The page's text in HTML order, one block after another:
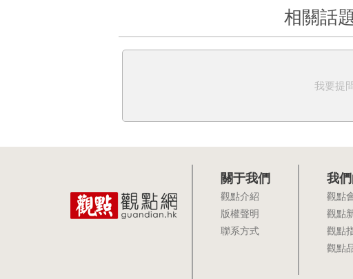
相關話
我要提
關于我們
觀點介紹
版權聲明
聯系方式
我
觀點
觀點
觀點
觀點